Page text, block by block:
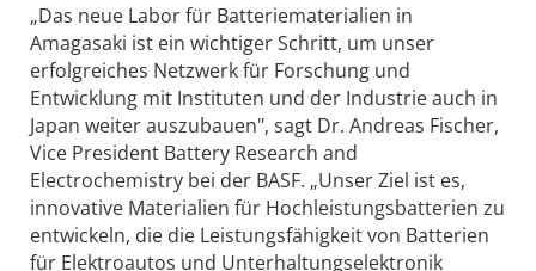
„Das neue Labor für Batteriematerialien in
Amagasaki ist ein wichtiger Schritt, um unser
erfolgreiches Netzwerk für Forschung und
Entwicklung mit Instituten und der Industrie auch in
Japan weiter auszubauen", sagt Dr. Andreas Fischer,
Vice President Battery Research and
Electrochemistry bei der BASF. „Unser Ziel ist es,
innovative Materialien für Hochleistungsbatterien zu
entwickeln, die die Leistungsfähigkeit von Batterien
für Elektroautos und Unterhaltungselektronik